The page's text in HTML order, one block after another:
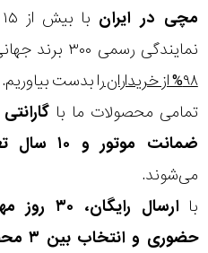
مچی در ایران
نمایندگی رسمی ۳۰۰ برند جهانی است و توانسته ایم
۹۸% از خریداران
را بدست بیاوریم.
تمامی محصولات ما با
ضمانت موتور و ۱۰ سال تعویض رایگان باتری
می‌شوند.
با
ارسال
حضوری و انتخاب بین ۳ محصول